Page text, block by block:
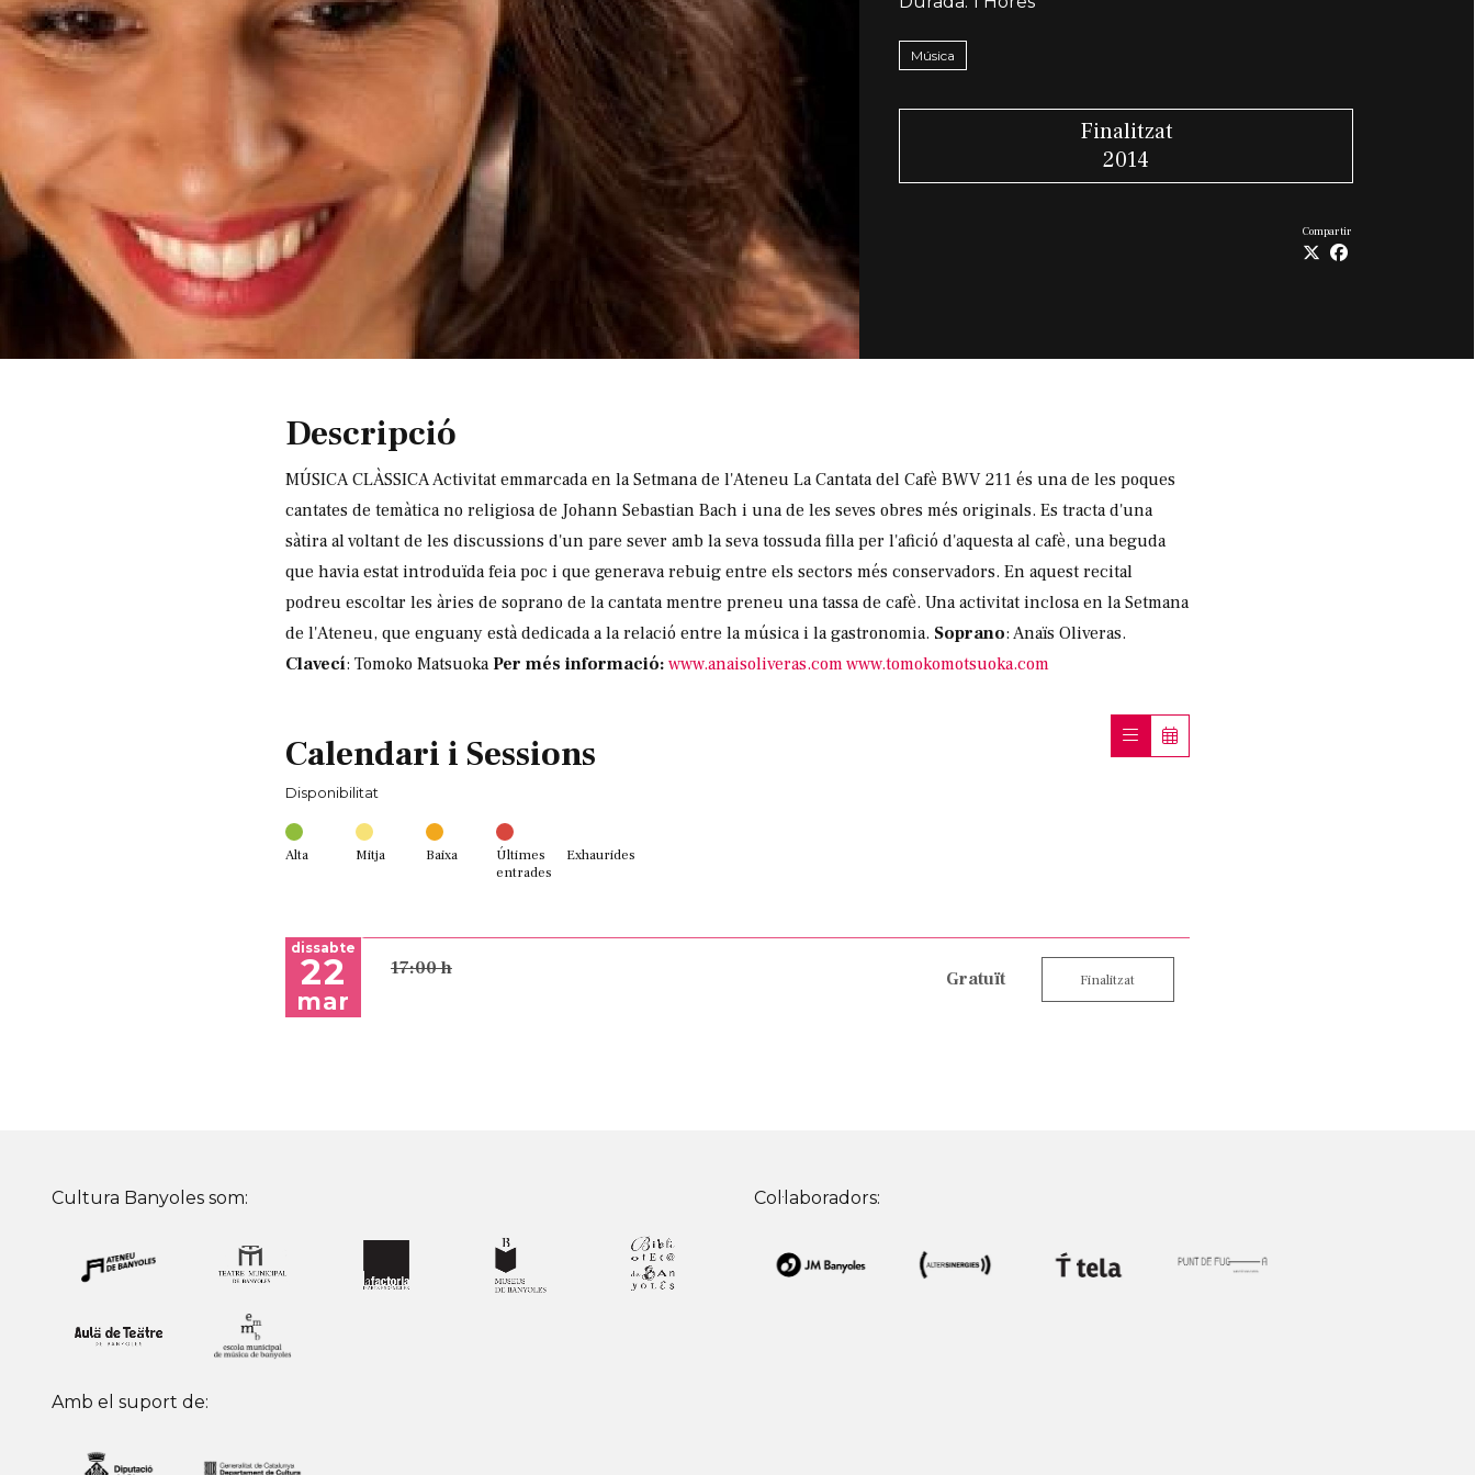
Música
Finalitzat
2014
Compartir
Descripció
MÚSICA CLÀSSICA Activitat emmarcada en la Setmana de l'Ateneu La Cantata del Cafè BWV 211 és una de les poques
cantates de temàtica no religiosa de Johann Sebastian Bach i una de les seves obres més originals. Es tracta d'una
sàtira al voltant de les discussions d'un pare sever amb la seva tossuda filla per l'afició d'aquesta al cafè, una beguda
que havia estat introduïda feia poc i que generava rebuig entre els sectors més conservadors. En aquest recital
podreu escoltar les àries de soprano de la cantata mentre preneu una tassa de cafè. Una activitat inclosa en la Setmana
de l'Ateneu, que enguany està dedicada a la relació entre la música i la gastronomia. Soprano: Anaïs Oliveras.
Clavecí: Tomoko Matsuoka Per més informació: www.anaisoliveras.comwww.tomokomotsuoka.com
Calendari i Sessions
Disponibilitat
Alta Mitja Baixa
Últimes
entrades
Exhaurides
dissabte
22
mar
17:00 h Gratuït Finalitzat
Cultura Banyoles som:
Amb el suport de:
Col·laboradors: